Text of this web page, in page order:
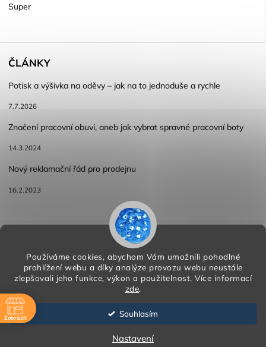
Používáme cookies, abychom Vám umožnili pohodlné
prohlížení webu a díky analýze provozu webu neustále
zlepšovali jeho funkce, výkon a použitelnost. Více informací
zde.
Souhlasím
Nastavení
Super
ČLÁNKY
Potisk a výšivka na oděvy – jak na to jednoduše a rychle
7.7.2026
Značení pracovní obuvi, aneb jak vybrat spravné pracovní boty
14.3.2024
Nový reklamační řád pro prodejnu
16.2.2023
Reklamace a vracení zboží
Podmínky ochrany osobních údajů
Copyright 2026 HORA PP s.r.o.
Shoptet | Design
Zobrazit